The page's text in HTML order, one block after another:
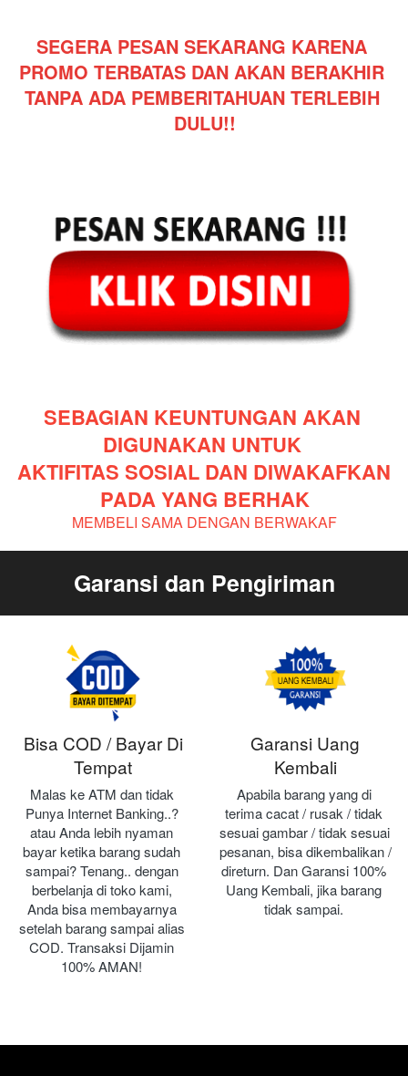
SEGERA PESAN SEKARANG KARENA
PROMO TERBATAS DAN AKAN BERAKHIR
TANPA ADA PEMBERITAHUAN TERLEBIH
DULU!!
SEBAGIAN KEUNTUNGAN AKAN
DIGUNAKAN UNTUK
AKTIFITAS SOSIAL DAN DIWAKAFKAN
PADA YANG BERHAK
MEMBELI SAMA DENGAN BERWAKAF
Garansi dan Pengiriman
Bisa COD / Bayar Di
Tempat
Malas ke ATM dan tidak
Punya Internet Banking..?
atau Anda lebih nyaman
bayar ketika barang sudah
sampai? Tenang.. dengan
berbelanja di toko kami,
Anda bisa membayarnya
setelah barang sampai alias
COD. Transaksi Dijamin
100% AMAN!
Garansi Uang
Kembali
Apabila barang yang di
terima cacat / rusak / tidak
sesuai gambar / tidak sesuai
pesanan, bisa dikembalikan /
direturn. Dan Garansi 100%
Uang Kembali, jika barang
tidak sampai.